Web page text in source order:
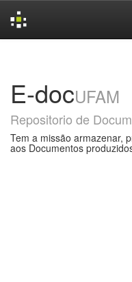
E-docUFAM
Repositorio de
Tem a missão armazenar,
aos Documentos